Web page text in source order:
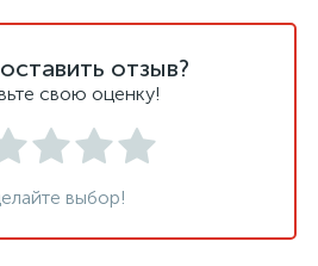
отзыв?
свою оценку!
выбор!